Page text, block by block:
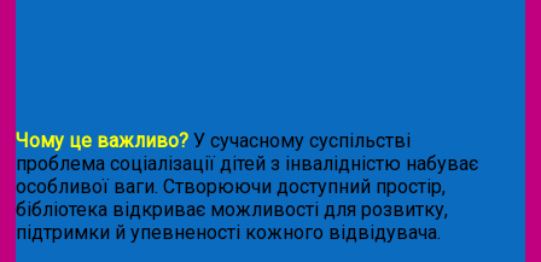
Чому це важливо? У сучасному суспільстві
проблема соціалізації дітей з інвалідністю набуває
особливої ваги. Створюючи доступний простір,
бібліотека відкриває можливості для розвитку,
підтримки й упевненості кожного відвідувача.